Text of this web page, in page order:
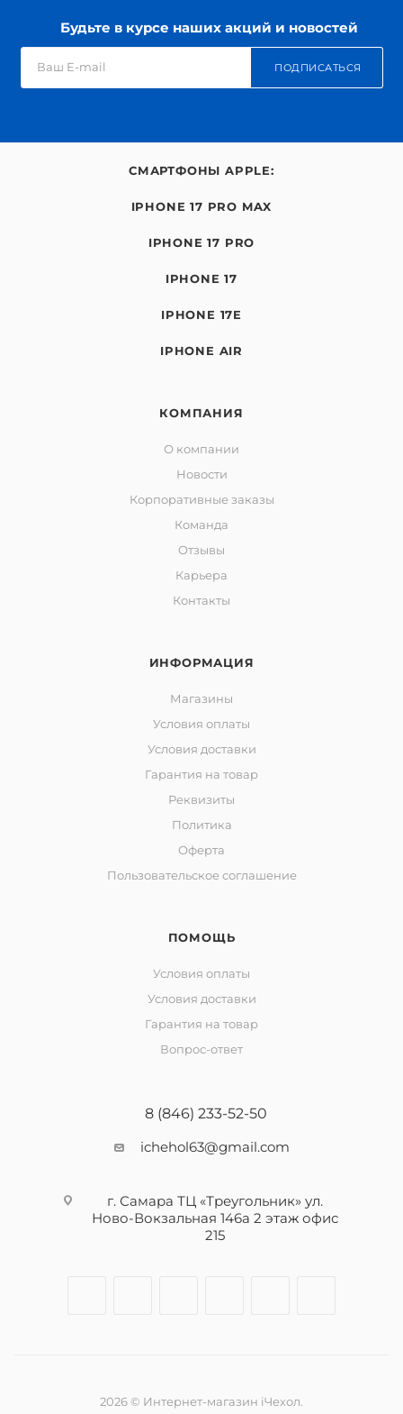
Будьте в курсе наших акций и новостей
ПОДПИСАТЬСЯ
СМАРТФОНЫ APPLE:
IPHONE 17 PRO MAX
IPHONE 17 PRO
IPHONE 17
IPHONE 17E
IPHONE AIR
КОМПАНИЯ
О компании
Новости
Корпоративные заказы
Команда
Отзывы
Карьера
Контакты
ИНФОРМАЦИЯ
Магазины
Условия оплаты
Условия доставки
Гарантия на товар
Реквизиты
Политика
Оферта
Пользовательское соглашение
ПОМОЩЬ
Условия оплаты
Условия доставки
Гарантия на товар
Вопрос-ответ
8 (846) 233-52-50
ichehol63@gmail.com
г. Самара ТЦ «Треугольник» ул.
Ново-Вокзальная 146а 2 этаж офис
215
2026 © Интернет-магазин iЧехол.